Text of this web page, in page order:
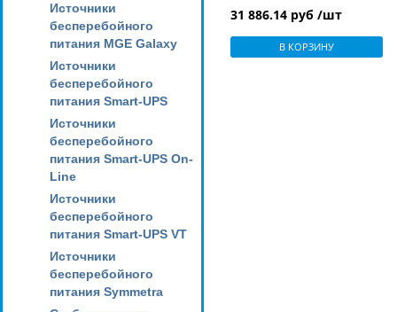
Источники
бесперебойного
питания MGE Galaxy
Источники
бесперебойного
питания Smart-UPS
Источники
бесперебойного
питания Smart-UPS On-
Line
Источники
бесперебойного
питания Smart-UPS VT
Источники
бесперебойного
питания Symmetra
120,0мм2
31 886.14 руб /шт
В КОРЗИНУ